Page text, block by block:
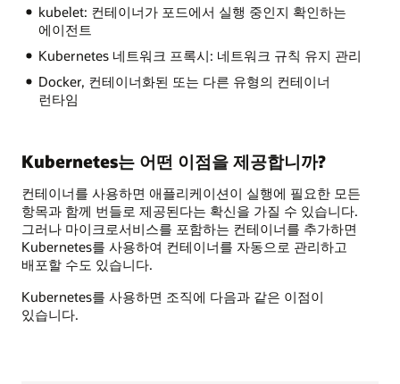
kubelet: 컨테이너가 포드에서 실행 중인지 확인하는
에이전트
Kubernetes 네트워크 프록시: 네트워크 규칙 유지 관리
Docker, 컨테이너화된 또는 다른 유형의 컨테이너
런타임
Kubernetes는 어떤 이점을 제공합니까?
컨테이너를 사용하면 애플리케이션이 실행에 필요한 모든
항목과 함께 번들로 제공된다는 확신을 가질 수 있습니다.
그러나 마이크로서비스를 포함하는 컨테이너를 추가하면
Kubernetes를 사용하여 컨테이너를 자동으로 관리하고
배포할 수도 있습니다.
Kubernetes를 사용하면 조직에 다음과 같은 이점이
있습니다.